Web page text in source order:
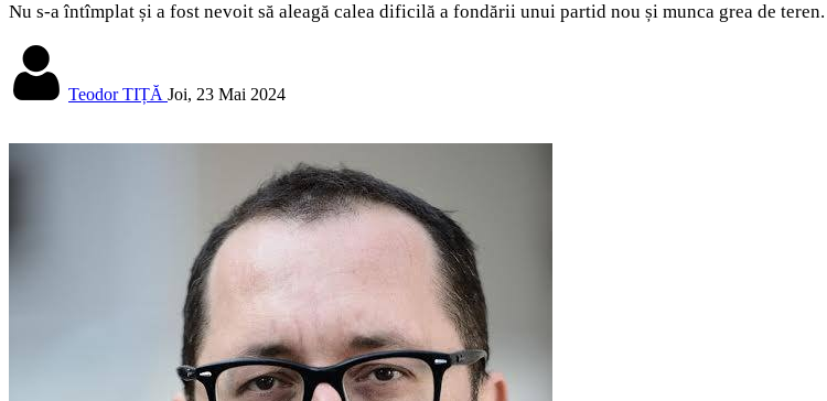
Nu s-a întîmplat și a fost nevoit să aleagă calea dificilă a fondării unui partid nou și munca grea de teren.
Teodor TIȚĂ Joi, 23 Mai 2024